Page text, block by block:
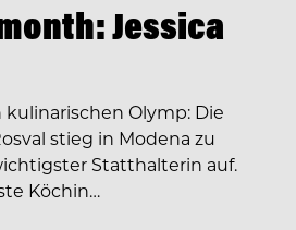
Jessica
Olymp: Die
stieg in Modena zu
Statthalterin auf.
Köchin…